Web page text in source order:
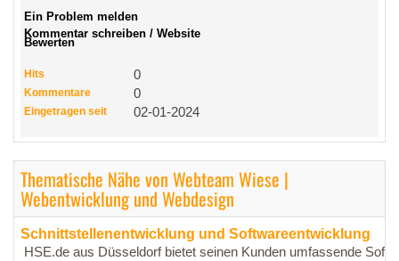
Ein Problem melden
Kommentar schreiben / Website
Bewerten
Hits 0
Kommentare 0
Eingetragen seit 02-01-2024
Thematische Nähe von Webteam Wiese |
Webentwicklung und Webdesign
Schnittstellenentwicklung und Softwareentwicklung
HSE.de aus Düsseldorf bietet seinen Kunden umfassende